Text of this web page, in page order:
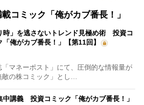
コミック「俺がカブ番長！」
時」を逃さないトレンド見極め術 投資コ
「俺がカブ番長！」【第11回】
マネーポスト」にて、圧倒的な情報量が
の株コミック」とし…
中講義 投資コミック「俺がカブ番長！」